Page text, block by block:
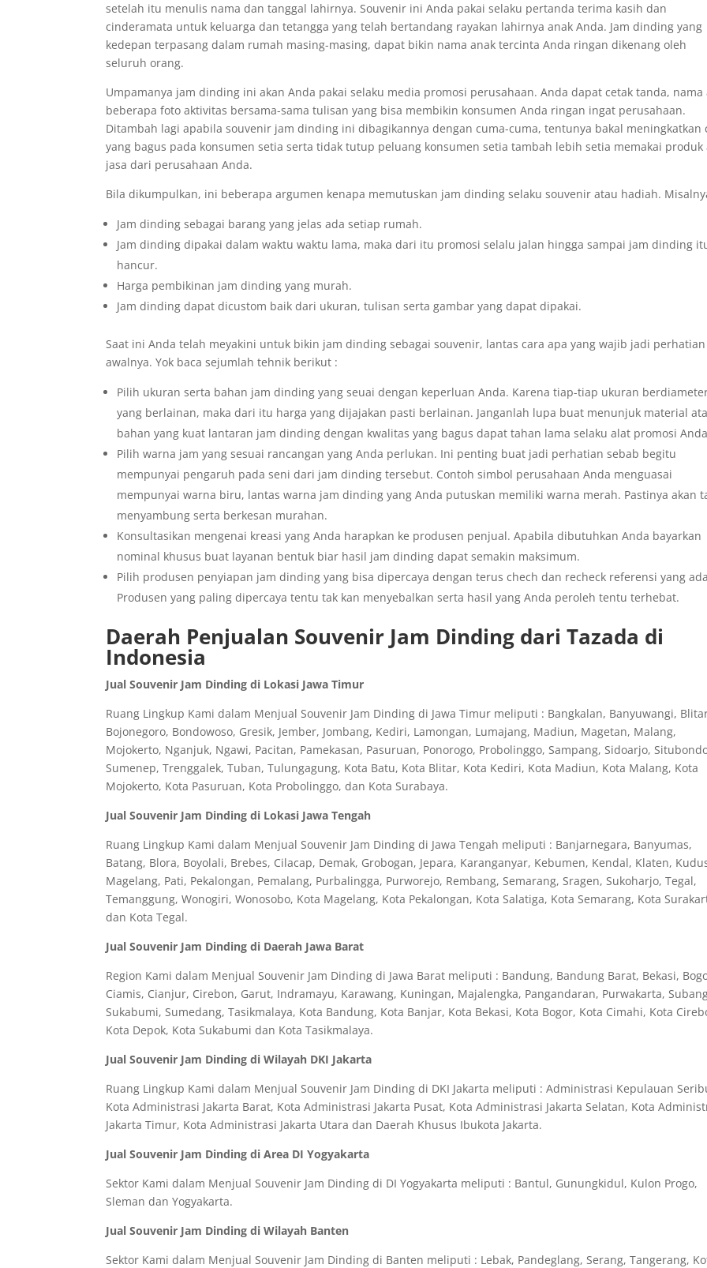
setelah itu menulis nama dan tanggal lahirnya. Souvenir ini Anda pakai selaku pertanda terima kasih dan
cinderamata untuk keluarga dan tetangga yang telah bertandang rayakan lahirnya anak Anda. Jam dinding yang
kedepan terpasang dalam rumah masing-masing, dapat bikin nama anak tercinta Anda ringan dikenang oleh
seluruh orang.
Umpamanya jam dinding ini akan Anda pakai selaku media promosi perusahaan. Anda dapat cetak tanda, nama
beberapa foto aktivitas bersama-sama tulisan yang bisa membikin konsumen Anda ringan ingat perusahaan.
Ditambah lagi apabila souvenir jam dinding ini dibagikannya dengan cuma-cuma, tentunya bakal meningkatkan
yang bagus pada konsumen setia serta tidak tutup peluang konsumen setia tambah lebih setia memakai produk
jasa dari perusahaan Anda.
Bila dikumpulkan, ini beberapa argumen kenapa memutuskan jam dinding selaku souvenir atau hadiah.
Jam dinding sebagai barang yang jelas ada setiap rumah.
Jam dinding dipakai dalam waktu waktu lama, maka dari itu promosi selalu jalan hingga sampai jam dinding
hancur.
Harga pembikinan jam dinding yang murah.
Jam dinding dapat dicustom baik dari ukuran, tulisan serta gambar yang dapat dipakai.
Saat ini Anda telah meyakini untuk bikin jam dinding sebagai souvenir, lantas cara apa yang wajib jadi perhatian
awalnya. Yok baca sejumlah tehnik berikut :
Pilih ukuran serta bahan jam dinding yang seuai dengan keperluan Anda. Karena tiap-tiap ukuran
yang berlainan, maka dari itu harga yang dijajakan pasti berlainan. Janganlah lupa buat menunjuk material
bahan yang kuat lantaran jam dinding dengan kwalitas yang bagus dapat tahan lama selaku alat promosi
Pilih warna jam yang sesuai rancangan yang Anda perlukan. Ini penting buat jadi perhatian sebab begitu
mempunyai pengaruh pada seni dari jam dinding tersebut. Contoh simbol perusahaan Anda menguasai
mempunyai warna biru, lantas warna jam dinding yang Anda putuskan memiliki warna merah. Pastinya akan
menyambung serta berkesan murahan.
Konsultasikan mengenai kreasi yang Anda harapkan ke produsen penjual. Apabila dibutuhkan Anda bayarkan
nominal khusus buat layanan bentuk biar hasil jam dinding dapat semakin maksimum.
Pilih produsen penyiapan jam dinding yang bisa dipercaya dengan terus chech dan recheck referensi yang
Produsen yang paling dipercaya tentu tak kan menyebalkan serta hasil yang Anda peroleh tentu terhebat.
Daerah Penjualan Souvenir Jam Dinding dari Tazada di
Indonesia
Jual Souvenir Jam Dinding di Lokasi Jawa Timur
Ruang Lingkup Kami dalam Menjual Souvenir Jam Dinding di Jawa Timur meliputi : Bangkalan, Banyuwangi,
Bojonegoro, Bondowoso, Gresik, Jember, Jombang, Kediri, Lamongan, Lumajang, Madiun, Magetan, Malang,
Mojokerto, Nganjuk, Ngawi, Pacitan, Pamekasan, Pasuruan, Ponorogo, Probolinggo, Sampang, Sidoarjo,
Sumenep, Trenggalek, Tuban, Tulungagung, Kota Batu, Kota Blitar, Kota Kediri, Kota Madiun, Kota Malang, Kota
Mojokerto, Kota Pasuruan, Kota Probolinggo, dan Kota Surabaya.
Jual Souvenir Jam Dinding di Lokasi Jawa Tengah
Ruang Lingkup Kami dalam Menjual Souvenir Jam Dinding di Jawa Tengah meliputi : Banjarnegara, Banyumas,
Batang, Blora, Boyolali, Brebes, Cilacap, Demak, Grobogan, Jepara, Karanganyar, Kebumen, Kendal, Klaten,
Magelang, Pati, Pekalongan, Pemalang, Purbalingga, Purworejo, Rembang, Semarang, Sragen, Sukoharjo, Tegal,
Temanggung, Wonogiri, Wonosobo, Kota Magelang, Kota Pekalongan, Kota Salatiga, Kota Semarang, Kota
dan Kota Tegal.
Jual Souvenir Jam Dinding di Daerah Jawa Barat
Region Kami dalam Menjual Souvenir Jam Dinding di Jawa Barat meliputi : Bandung, Bandung Barat, Bekasi,
Ciamis, Cianjur, Cirebon, Garut, Indramayu, Karawang, Kuningan, Majalengka, Pangandaran, Purwakarta,
Sukabumi, Sumedang, Tasikmalaya, Kota Bandung, Kota Banjar, Kota Bekasi, Kota Bogor, Kota Cimahi, Kota
Kota Depok, Kota Sukabumi dan Kota Tasikmalaya.
Jual Souvenir Jam Dinding di Wilayah DKI Jakarta
Ruang Lingkup Kami dalam Menjual Souvenir Jam Dinding di DKI Jakarta meliputi : Administrasi Kepulauan
Kota Administrasi Jakarta Barat, Kota Administrasi Jakarta Pusat, Kota Administrasi Jakarta Selatan, Kota
Jakarta Timur, Kota Administrasi Jakarta Utara dan Daerah Khusus Ibukota Jakarta.
Jual Souvenir Jam Dinding di Area DI Yogyakarta
Sektor Kami dalam Menjual Souvenir Jam Dinding di DI Yogyakarta meliputi : Bantul, Gunungkidul, Kulon Progo,
Sleman dan Yogyakarta.
Jual Souvenir Jam Dinding di Wilayah Banten
Sektor Kami dalam Menjual Souvenir Jam Dinding di Banten meliputi : Lebak, Pandeglang, Serang, Tangerang,